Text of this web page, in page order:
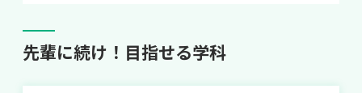
先輩に続け！目指せる学科